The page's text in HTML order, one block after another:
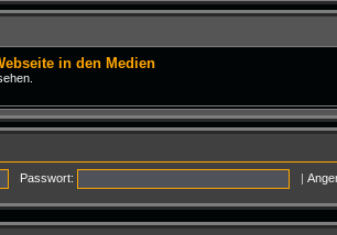
in den Medien
Passwort: |